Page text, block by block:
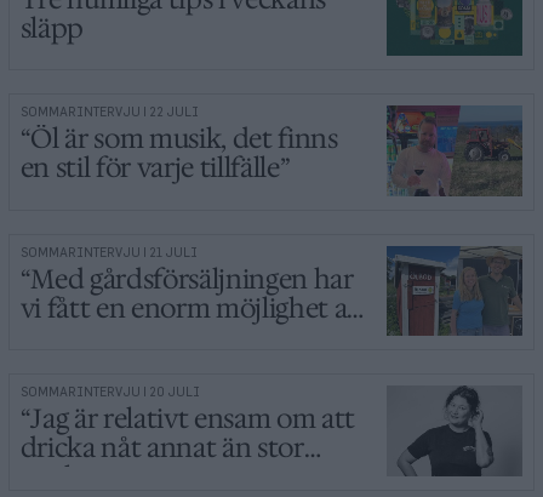
släpp
SOMMARINTERVJU | 22 JULI
“Öl är som musik, det finns
en stil för varje tillfälle”
SOMMARINTERVJU | 21 JULI
“Med gårdsförsäljningen har
vi fått en enorm möjlighet att
SOMMARINTERVJU | 20 JULI
“Jag är relativt ensam om att
dricka nåt annat än stor
stark”